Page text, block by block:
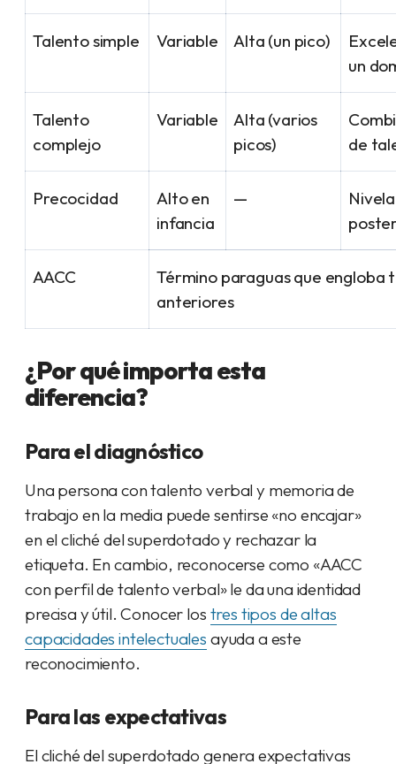
Talento simple Variable Alta (un pico)
un
Talento
complejo
Variable
Alta (varios
picos)
de
Precocidad
Alto en
infancia
—
AACC
Término paraguas que engloba
anteriores
¿Por qué importa esta
diferencia?
Para el diagnóstico
Una persona con talento verbal y memoria de
trabajo en la media puede sentirse «no encajar»
en el cliché del superdotado y rechazar la
etiqueta. En cambio, reconocerse como «AACC
con perfil de talento verbal» le da una identidad
precisa y útil. Conocer los tres tipos de altas
capacidades intelectuales ayuda a este
reconocimiento.
Para las expectativas
El cliché del superdotado genera expectativas